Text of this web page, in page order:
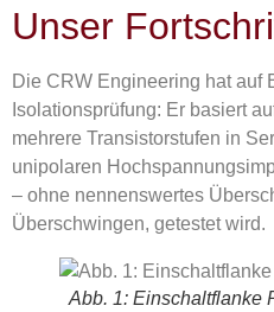
Unser
Die CRW Engineering hat auf
Isolationsprüfung: Er basiert
mehrere Transistorstufen in
unipolaren
– ohne nennenswertes
Überschwingen, getestet wird.
Abb. 1: Einschaltflanke